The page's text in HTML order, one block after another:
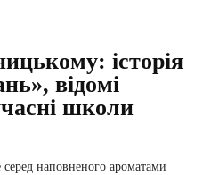
історія
відомі
школи
наповненого ароматами